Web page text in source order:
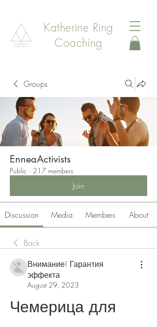
Katherine Ring
Coaching
Groups
EnneaActivists
Public · 217 members
Join
Discussion Media Members About
Back
Внимание! Гарантия
эффекта
August 29, 2023
Чемерица для